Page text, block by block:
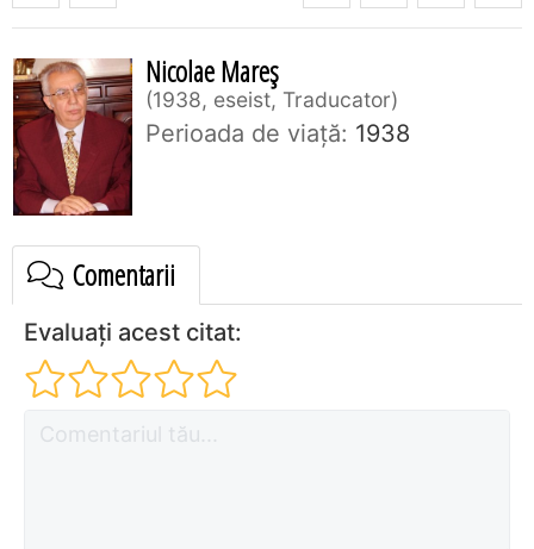
Nicolae Mareș
1938, eseist, Traducator
Perioada de viaţă: 1938
Comentarii
Evaluați acest citat: